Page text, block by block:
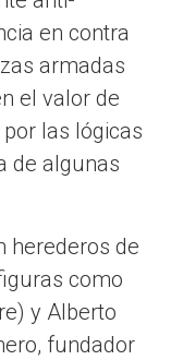
en contra
armadas
el valor de
las lógicas
de algunas
herederos de
como
y Alberto
fundador